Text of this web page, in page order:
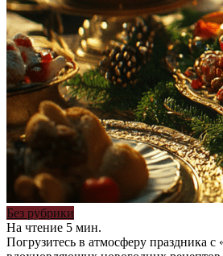
Без рубрики
На чтение 5 мин.
Погрузитесь в атмосферу праздника